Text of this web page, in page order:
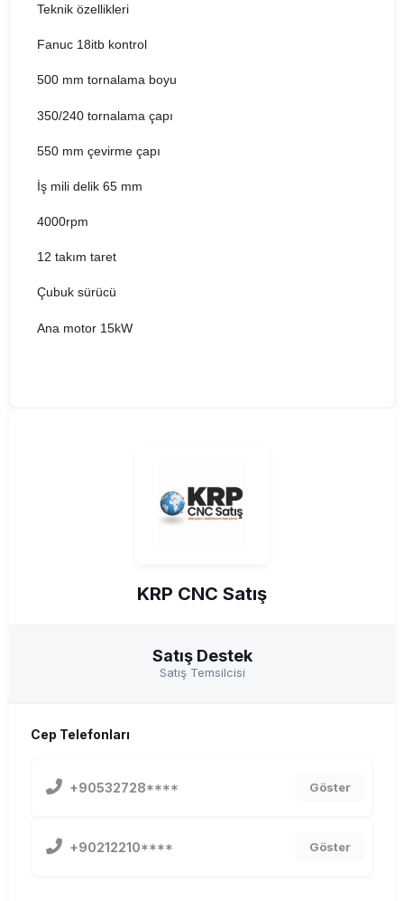
Teknik özellikleri
Fanuc 18itb kontrol
500 mm tornalama boyu
350/240 tornalama çapı
550 mm çevirme çapı
İş mili delik 65 mm
4000rpm
12 takım taret
Çubuk sürücü
Ana motor 15kW
KRP CNC Satış
Satış Destek
Satış Temsilcisi
Cep Telefonları
+90532728**** Göster
+90212210**** Göster